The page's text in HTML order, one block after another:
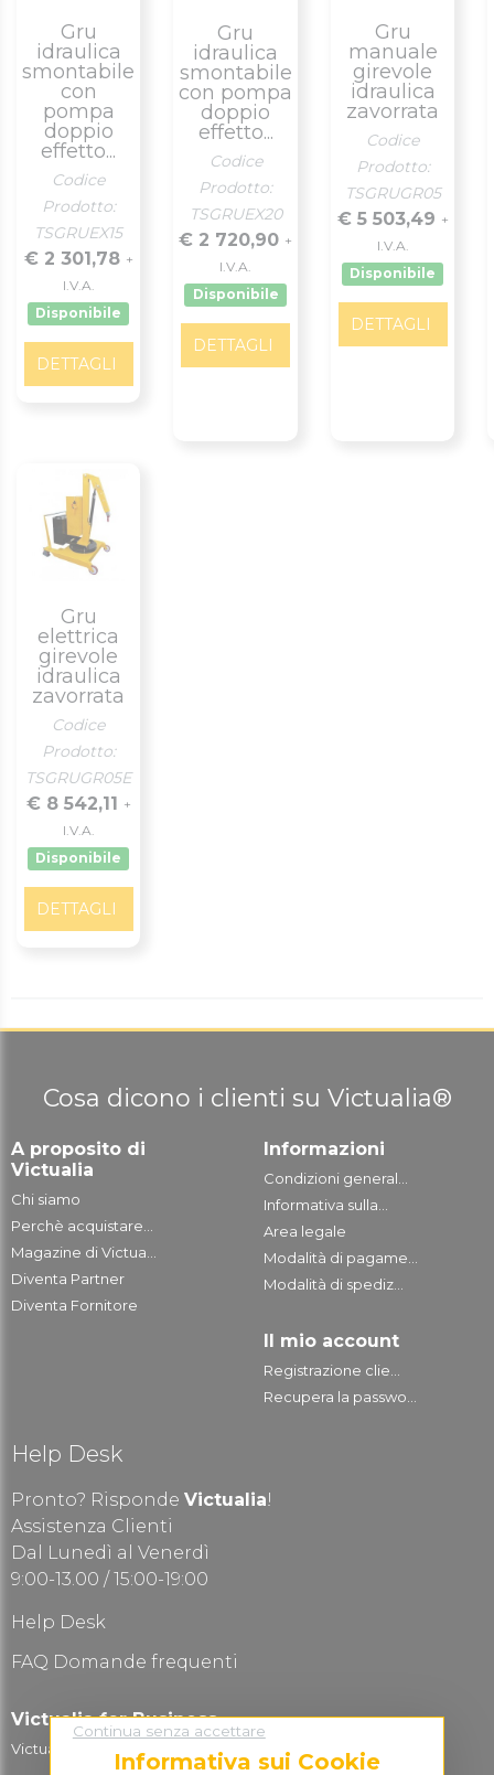
Gru
idraulica
smontabile
con
pompa
doppio
effetto...
Codice
Prodotto:
TSGRUEX15
€ 2 301,78 +
I.V.A.
Disponibile
DETTAGLI
Gru
idraulica
smontabile
con pompa
doppio
effetto...
Codice
Prodotto:
TSGRUEX20
€ 2 720,90 +
I.V.A.
Disponibile
DETTAGLI
Gru
manuale
girevole
idraulica
zavorrata
Codice
Prodotto:
TSGRUGR05
€ 5 503,49 +
I.V.A.
Disponibile
DETTAGLI
Gru
elettrica
girevole
idraulica
zavorrata
Codice
Prodotto:
TSGRUGR05E
€ 8 542,11
+
I.V.A.
Disponibile
DETTAGLI
Cosa dicono i clienti su Victualia®
A proposito di
Victualia
Chi siamo
Perchè acquistare...
Magazine di Victua...
Diventa Partner
Diventa Fornitore
Informazioni
Condizioni general...
Informativa sulla...
Area legale
Modalità di pagame...
Modalità di spediz...
Il mio account
Registrazione clie...
Recupera la passwo...
Help Desk
Pronto? Risponde Victualia!
Assistenza Clienti
Dal Lunedì al Venerdì
9:00-13.00 / 15:00-19:00
Help Desk
FAQ Domande frequenti
Victualia for Business
Victualia Logistic...
Continua senza accettare
Informativa sui Cookie